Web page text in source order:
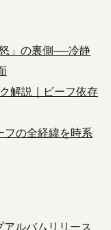
」の裏側──冷静
解説｜ビーフ依存
の全経緯を時系
ルバムリリース